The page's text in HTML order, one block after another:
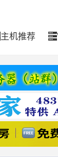
主机推荐 